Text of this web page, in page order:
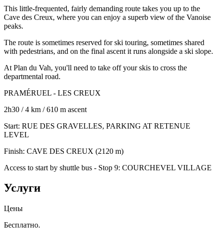
This little-frequented, fairly demanding route takes you up to the
Cave des Creux, where you can enjoy a superb view of the Vanoise
peaks.
The route is sometimes reserved for ski touring, sometimes shared
with pedestrians, and on the final ascent it runs alongside a ski slope.
At Plan du Vah, you'll need to take off your skis to cross the
departmental road.
PRAMÉRUEL - LES CREUX
2h30 / 4 km / 610 m ascent
Start: RUE DES GRAVELLES, PARKING AT RETENUE
LEVEL
Finish: CAVE DES CREUX (2120 m)
Access to start by shuttle bus - Stop 9: COURCHEVEL VILLAGE
Услуги
Цены
Бесплатно.